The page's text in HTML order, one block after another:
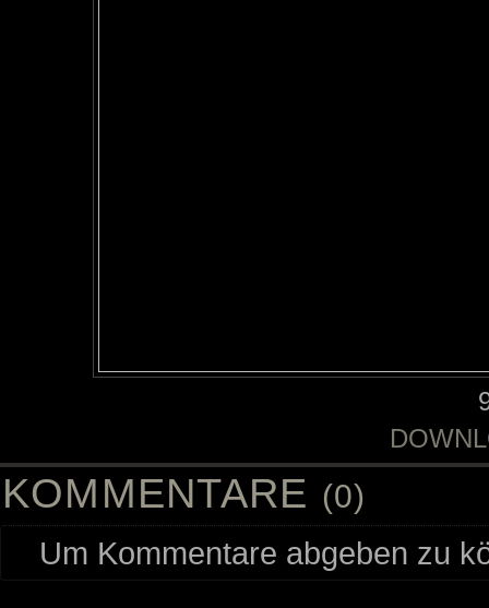
KOMMENTARE (0)
Um Kommentare abgeben zu